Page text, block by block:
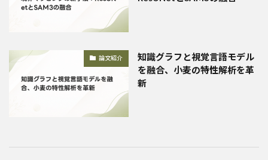
論文紹介
知識グラフと視覚言語モデル
を融合、小麦の特性解析を革
新